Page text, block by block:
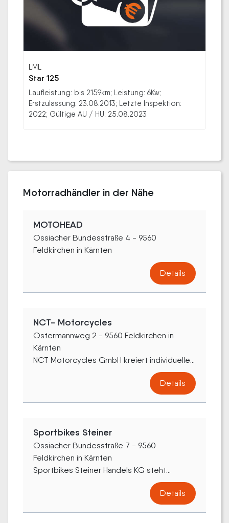
LML
Star 125
Laufleistung: bis 2159km; Leistung: 6Kw;
Erstzulassung: 23.08.2013; Letzte Inspektion:
2022; Gültige AU / HU: 25.08.2023
Motorradhändler in der Nähe
MOTOHEAD
Ossiacher Bundesstraße 4 - 9560
Feldkirchen in Kärnten
Details
NCT- Motorcycles
Ostermannweg 2 - 9560 Feldkirchen in
Kärnten
NCT Motorcycles GmbH kreiert individuelle...
Details
Sportbikes Steiner
Ossiacher Bundesstraße 7 - 9560
Feldkirchen in Kärnten
Sportbikes Steiner Handels KG steht...
Details